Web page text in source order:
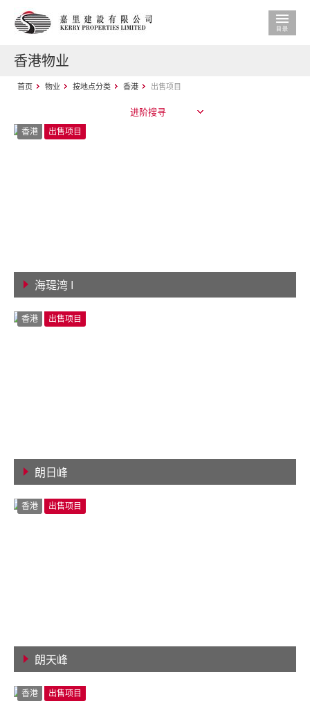
香港物业
首页 物业 按地点分类 香港 出售项目
进阶搜寻
香港 出售项目
海瑅湾 I
香港 出售项目
朗日峰
香港 出售项目
朗天峰
香港 出售项目